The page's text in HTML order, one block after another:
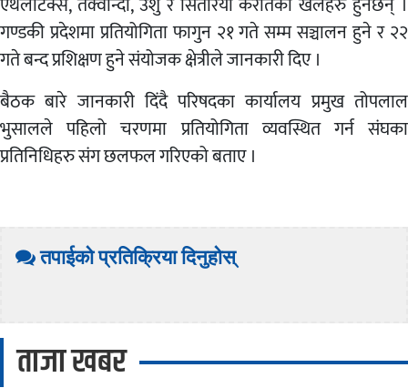
गण्डकी प्रदेशमा प्रतियोगिता फागुन २१ गते सम्म सञ्चालन हुने र २२
गते बन्द प्रशिक्षण हुने संयोजक क्षेत्रीले जानकारी दिए ।
बैठक बारे जानकारी दिंदै परिषदका कार्यालय प्रमुख तोपलाल
भुसालले पहिलो चरणमा प्रतियोगिता व्यवस्थित गर्न संघका
प्रतिनिधिहरु संग छलफल गरिएको बताए ।
तपाईको प्रतिक्रिया दिनुहोस्
ताजा खबर